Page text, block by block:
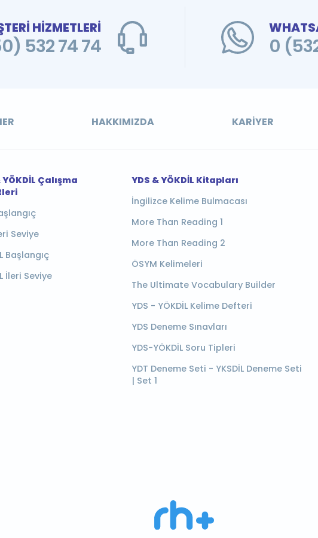
HİZMETLERİ
532 74 74 0
HAKKIMIZDA KARIYER
YÖKDİL Çalışma
Seviye
Başlangıç
İleri Seviye
YDS & YÖKDİL Kitapları
İngilizce Kelime Bulmacası
More Than Reading 1
More Than Reading 2
ÖSYM Kelimeleri
The Ultimate Vocabulary Builder
YDS - YÖKDİL Kelime Defteri
YDS Deneme Sınavları
YDS-YÖKDİL Soru Tipleri
YDT Deneme Seti - YKSDİL Deneme Seti
| Set 1